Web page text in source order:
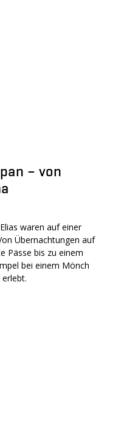
– von
waren auf einer
Übernachtungen auf
Pässe bis zu einem
bei einem Mönch